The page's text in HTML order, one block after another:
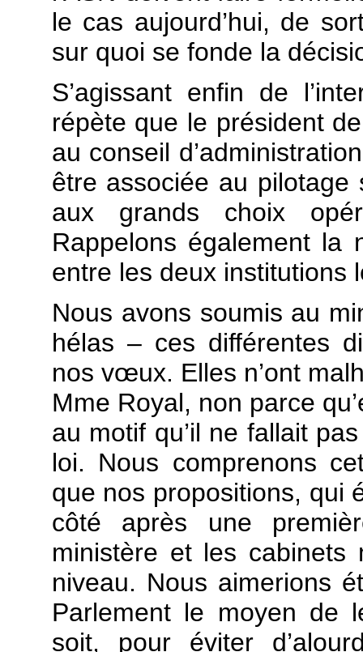
le cas aujourd’hui, de
sur quoi se fonde la
S’agissant enfin de
répète que le président de
au conseil
être associée au pilotage
aux grands choix
Rappelons également la
entre les deux institutions
Nous avons soumis au
hélas – ces différentes
nos vœux. Elles n’ont
Mme Royal, non parce
au motif qu’il ne fallait
loi. Nous comprenons
que nos propositions, qui
côté après une
ministère et les cabinets
niveau. Nous aimerions
Parlement le moyen de
soit, pour éviter